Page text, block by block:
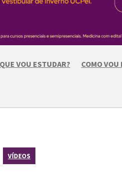
VOU ESTUDAR? COMO VOU
VÍDEOS